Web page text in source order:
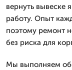
вернуть вывеске
работу. Опыт
поэтому ремонт
без риска для
Мы выполняем